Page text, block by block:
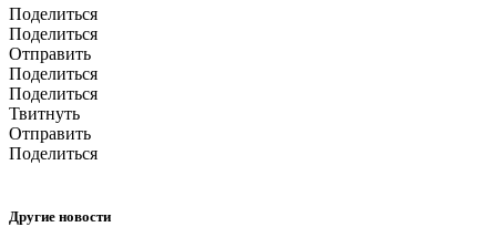
Поделиться
Поделиться
Отправить
Поделиться
Поделиться
Твитнуть
Отправить
Поделиться
Другие новости